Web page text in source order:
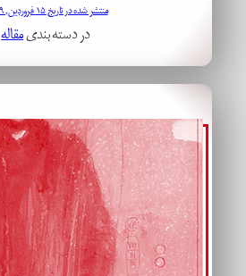
منتشر شده در تاریخ ۱۵ فروردین, ۱۳۹۹
در دسته بندیمقاله